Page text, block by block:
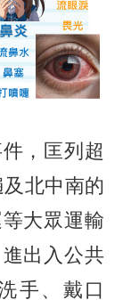
，匡列超
北中南的
大眾運輸
出入公共
手、戴口